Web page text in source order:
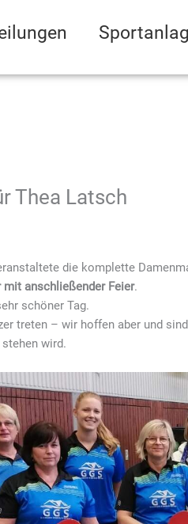
Thea Latsch
die komplette
anschließender Feier.
schöner Tag.
treten – wir hoffen aber und
wird.